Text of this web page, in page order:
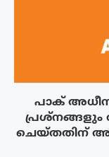
പാക് അധീന
പ്രശ്നങ്ങളും
ചെയ്തതിന്